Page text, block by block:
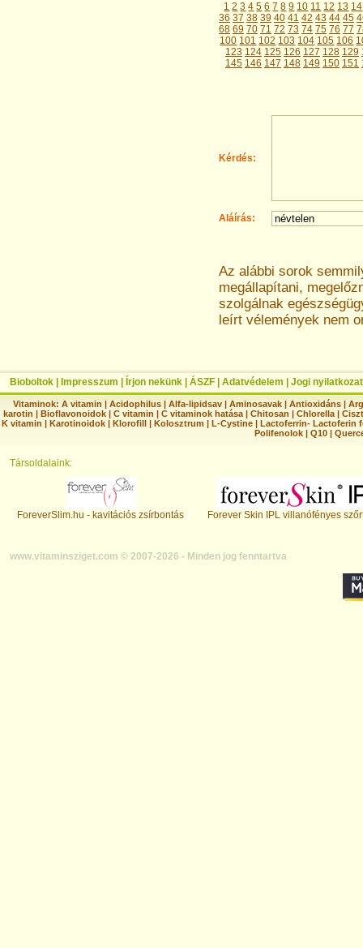
1 2 3 4 5 6 7 8 9 10 11 12 13 14
36 37 38 39 40 41 42 43 44 45
68 69 70 71 72 73 74 75 76 77
100 101 102 103 104 105 106
123 124 125 126 127 128 129
145 146 147 148 149 150 151
Kérdés:
Aláírás:
Az alábbi sorok
megállapítani,
szolgálnak
leírt vélemények nem
Bioboltok Impresszum Írjon nekünk ÁSZF Adatvédelem Jogi nyilatkozat
Vitaminok: A vitamin |Acidophilus |Alfa-lipidsav |Aminosavak |Antioxidáns |
karotin | Bioflavonoidok | C vitamin | C vitaminok hatása | Chitosan | Chlorella |
K vitamin | Karotinoidok | Klorofill | Kolosztrum | L-Cystine | Lactoferrin- Lactoferin
Polifenolok |Q10 |
Társoldalaink:
ForeverSlim.hu - kavitációs zsírbontás Forever Skin IPL villanófényes
www.vitaminsziget.com © 2007-2026 - Minden jog fenntartva